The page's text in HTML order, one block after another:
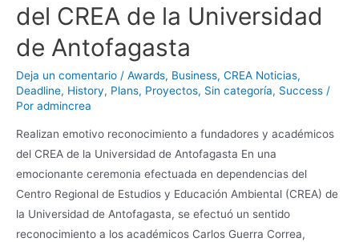
del CREA de la Universidad
de Antofagasta
Deja un comentario / Awards, Business, CREA Noticias,
Deadline, History, Plans, Proyectos, Sin categoría, Success /
Por admincrea
Realizan emotivo reconocimiento a fundadores y académicos
del CREA de la Universidad de Antofagasta En una
emocionante ceremonia efectuada en dependencias del
Centro Regional de Estudios y Educación Ambiental (CREA) de
la Universidad de Antofagasta, se efectuó un sentido
reconocimiento a los académicos Carlos Guerra Correa,